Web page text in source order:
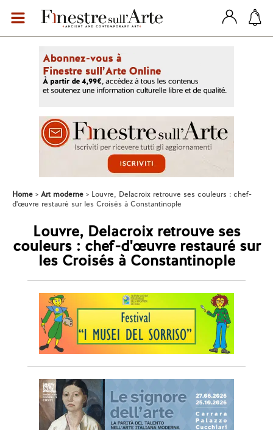
Home Art moderne
Louvre, Delacroix retrouve ses couleurs : chef-
d'œuvre restauré sur les Croisés à Constantinople
Louvre, Delacroix retrouve ses
couleurs : chef-d'œuvre restauré sur
les Croisés à Constantinople